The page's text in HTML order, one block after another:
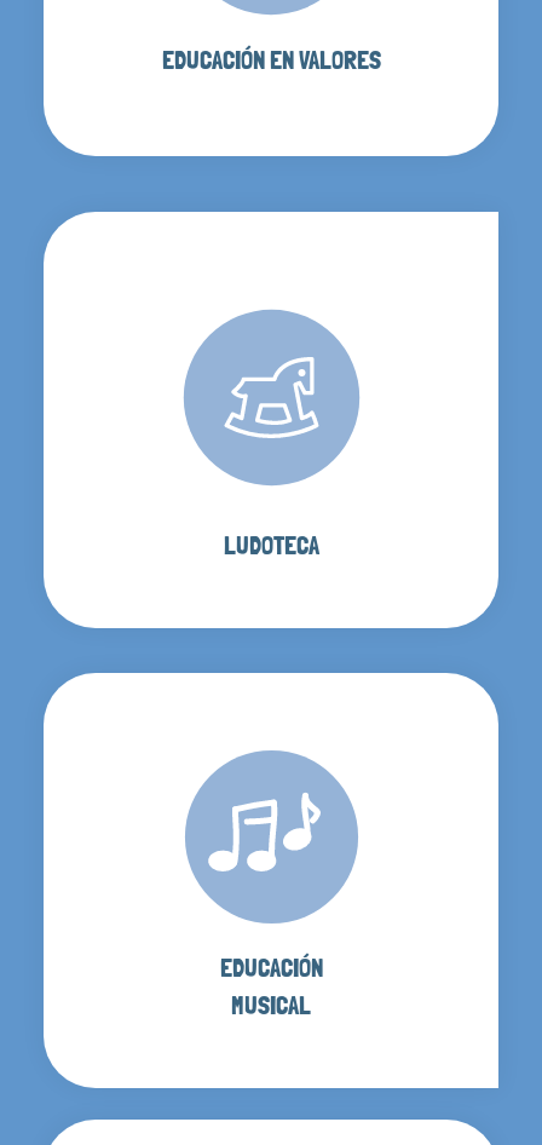
EDUCACIÓN EN VALORES
LUDOTECA
EDUCACIÓN
MUSICAL